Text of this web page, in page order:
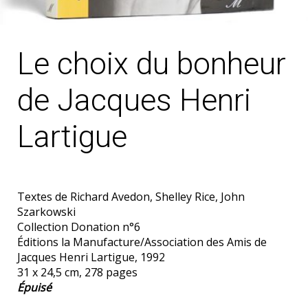
Le choix du bonheur
de Jacques Henri
Lartigue
Textes de Richard Avedon, Shelley Rice, John
Szarkowski
Collection Donation n°6
Éditions la Manufacture/Association des Amis de
Jacques Henri Lartigue, 1992
31 x 24,5 cm, 278 pages
Épuisé